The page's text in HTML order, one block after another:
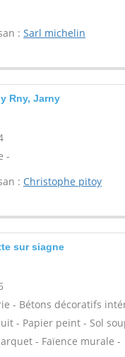
: Sarl michelin
Rny, Jarny
-
: Christophe pitoy
sur siagne
- Bétons décoratifs
- Papier peint - Sol
- Faïence murale -